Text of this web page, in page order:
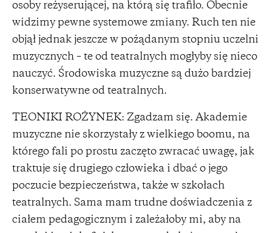
osoby reżyserującej, na którą się trafiło. Obecnie
widzimy pewne systemowe zmiany. Ruch ten nie
objął jednak jeszcze w pożądanym stopniu uczelni
muzycznych – te od teatralnych mogłyby się nieco
nauczyć. Środowiska muzyczne są dużo bardziej
konserwatywne od teatralnych.
TEONIKI ROŻYNEK: Zgadzam się. Akademie
muzyczne nie skorzystały z wielkiego boomu, na
którego fali po prostu zaczęto zwracać uwagę, jak
traktuje się drugiego człowieka i dbać o jego
poczucie bezpieczeństwa, także w szkołach
teatralnych. Sama mam trudne doświadczenia z
ciałem pedagogicznym i zależałoby mi, aby na